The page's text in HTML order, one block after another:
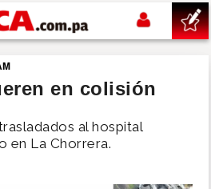
en colisión
al hospital
en La Chorrera.